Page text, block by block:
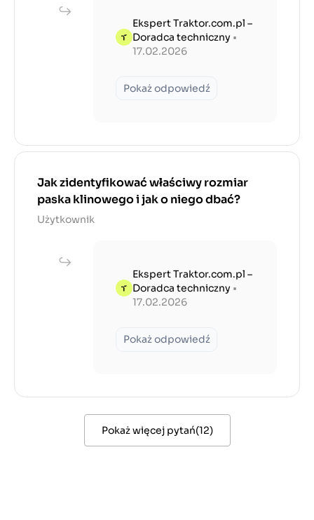
Ekspert Traktor.com.pl –
Doradca techniczny •
17.02.2026
Pokaż odpowiedź
Jak zidentyfikować właściwy rozmiar
paska klinowego i jak o niego dbać?
Użytkownik
Ekspert Traktor.com.pl –
Doradca techniczny •
17.02.2026
Pokaż odpowiedź
Pokaż więcej pytań(12)